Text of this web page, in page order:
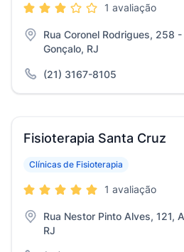
1 avaliação
Rua Coronel Rodrigues, 258 -
Gonçalo, RJ
(21) 3167-8105
Fisioterapia Santa Cruz
Clínicas de Fisioterapia
1 avaliação
Rua Nestor Pinto Alves, 121,
RJ